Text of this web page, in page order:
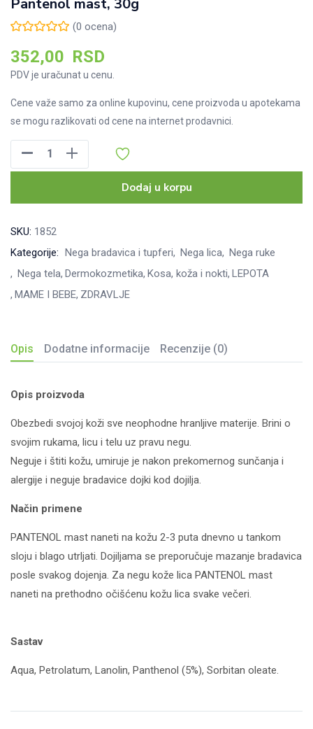
Pantenol mast, 30g
(0 ocena)
352,00 RSD
PDV je uračunat u cenu.
Cene važe samo za online kupovinu, cene proizvoda u apotekama
se mogu razlikovati od cene na internet prodavnici.
Pantenol
mast,
količina
Dodaj u korpu
SKU: 1852
Kategorije: Nega bradavica i tupferi Nega lica Nega ruke
Nega tela Dermokozmetika Kosa, koža i nokti LEPOTA
MAME I BEBE ZDRAVLJE
Opis Dodatne informacije Recenzije (0)
Opis proizvoda
Obezbedi svojoj koži sve neophodne hranljive materije. Brini o
svojim rukama, licu i telu uz pravu negu.
Neguje i štiti kožu, umiruje je nakon prekomernog sunčanja i
alergije i neguje bradavice dojki kod dojilja.
Način primene
PANTENOL mast naneti na kožu 2-3 puta dnevno u tankom
sloju i blago utrljati. Dojiljama se preporučuje mazanje bradavica
posle svakog dojenja. Za negu kože lica PANTENOL mast
naneti na prethodno očišćenu kožu lica svake večeri.
Sastav
Aqua, Petrolatum, Lanolin, Panthenol (5%), Sorbitan oleate.